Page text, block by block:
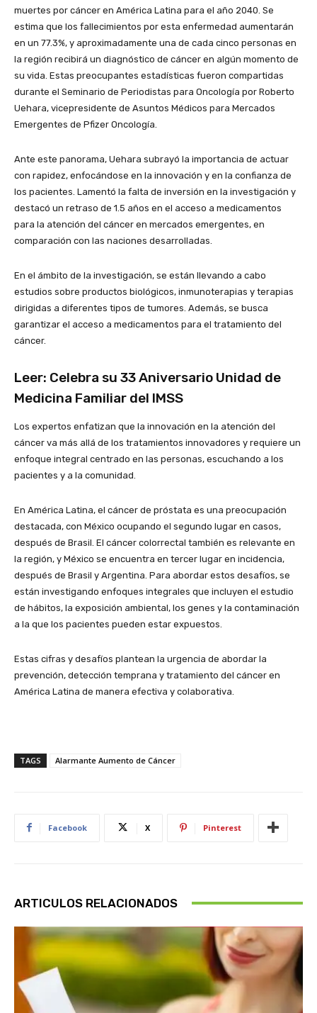
muertes por cáncer en América Latina para el año 2040. Se
estima que los fallecimientos por esta enfermedad aumentarán
en un 77.3%, y aproximadamente una de cada cinco personas en
la región recibirá un diagnóstico de cáncer en algún momento de
su vida. Estas preocupantes estadísticas fueron compartidas
durante el Seminario de Periodistas para Oncología por Roberto
Uehara, vicepresidente de Asuntos Médicos para Mercados
Emergentes de Pfizer Oncología.
Ante este panorama, Uehara subrayó la importancia de actuar
con rapidez, enfocándose en la innovación y en la confianza de
los pacientes. Lamentó la falta de inversión en la investigación y
destacó un retraso de 1.5 años en el acceso a medicamentos
para la atención del cáncer en mercados emergentes, en
comparación con las naciones desarrolladas.
En el ámbito de la investigación, se están llevando a cabo
estudios sobre productos biológicos, inmunoterapias y terapias
dirigidas a diferentes tipos de tumores. Además, se busca
garantizar el acceso a medicamentos para el tratamiento del
cáncer.
Leer: Celebra su 33 Aniversario Unidad de
Medicina Familiar del IMSS
Los expertos enfatizan que la innovación en la atención del
cáncer va más allá de los tratamientos innovadores y requiere un
enfoque integral centrado en las personas, escuchando a los
pacientes y a la comunidad.
En América Latina, el cáncer de próstata es una preocupación
destacada, con México ocupando el segundo lugar en casos,
después de Brasil. El cáncer colorrectal también es relevante en
la región, y México se encuentra en tercer lugar en incidencia,
después de Brasil y Argentina. Para abordar estos desafíos, se
están investigando enfoques integrales que incluyen el estudio
de hábitos, la exposición ambiental, los genes y la contaminación
a la que los pacientes pueden estar expuestos.
Estas cifras y desafíos plantean la urgencia de abordar la
prevención, detección temprana y tratamiento del cáncer en
América Latina de manera efectiva y colaborativa.
TAGS Alarmante Aumento de Cáncer
Facebook X Pinterest
ARTICULOS RELACIONADOS